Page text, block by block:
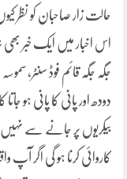
حالت زار صاحبان کو نظر
اس اخبار میں ایک خبر بھی
جگہ جگہ قائم فوڈ سنٹر،
دودھ اور پانی کا پانی ہو
بیکریوں پر جانے سے
کاروائی کرنا ہو گی اگر